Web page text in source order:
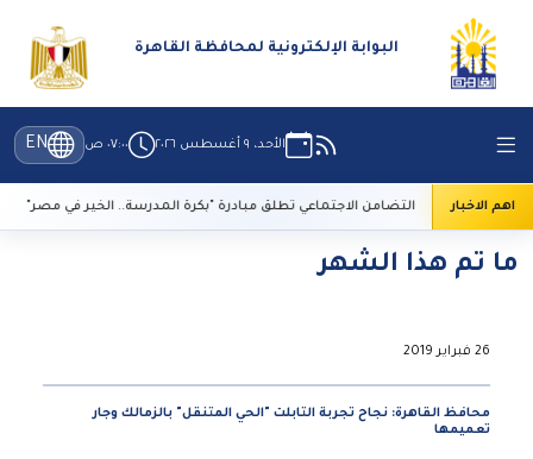
البوابة الإلكترونية لمحافظة القاهرة
الأحد، ٩ أغسطس ٢٠٢٦ ٠٧:٠٠ ص EN
اهم الاخبار التضامن الاجتماعي تطلق مبادرة "بكرة المدرسة.. الخير في مصر"
ما تم هذا الشهر
26 فبراير 2019
محافظ القاهرة: نجاح تجربة التابلت "الحي المتنقل" بالزمالك وجار
تعميمها